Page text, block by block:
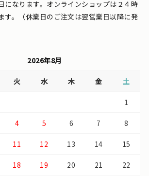
になります。オンラインショップは２４時
す。（休業日のご注文は翌営業日以降に発
2026年8月
火 水 木 金 土
1
4 5 6 7 8
11 12 13 14 15
18 19 20 21 22